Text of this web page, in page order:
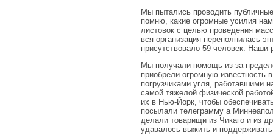
Мы пытались проводить
помню, какие огромные усилия
листовок с целью проведения
вся организация переполнилась
присутствовало 59 человек. Наши
Мы получали помощь из-за
приобрели огромную
погрузчиками угля, работавшими
самой тяжелой физической
их в Нью-Йорк, чтобы
посылали телеграмму а
делали товарищи из Чикаго и из
удавалось выжить и